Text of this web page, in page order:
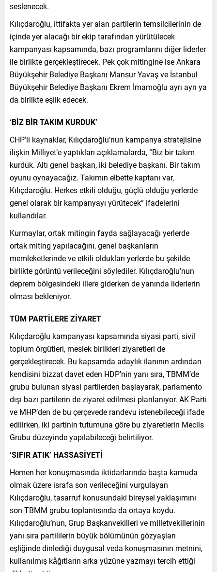
seslenecek.
Kılıçdaroğlu, ittifakta yer alan partilerin temsilcilerinin de
içinde yer alacağı bir ekip tarafından yürütülecek
kampanyası kapsamında, bazı programlarını diğer liderler
ile birlikte gerçekleştirecek. Pek çok mitingine ise Ankara
Büyükşehir Belediye Başkanı Mansur Yavaş ve İstanbul
Büyükşehir Belediye Başkanı Ekrem İmamoğlu ayrı ayrı ya
da birlikte eşlik edecek.
‘BİZ BİR TAKIM KURDUK’
CHP’li kaynaklar, Kılıçdaroğlu’nun kampanya stratejisine
ilişkin Milliyet’e yaptıkları açıklamalarda, “Biz bir takım
kurduk. Altı genel başkan, iki belediye başkanı. Bir takım
oyunu oynayacağız. Takımın elbette kaptanı var,
Kılıçdaroğlu. Herkes etkili olduğu, güçlü olduğu yerlerde
genel olarak bir kampanyayı yürütecek” ifadelerini
kullandılar.
Kurmaylar, ortak mitingin fayda sağlayacağı yerlerde
ortak miting yapılacağını, genel başkanların
memleketlerinde ve etkili oldukları yerlerde bu şekilde
birlikte görüntü verileceğini söylediler. Kılıçdaroğlu’nun
deprem bölgesindeki illere giderken de yanında liderlerin
olması bekleniyor.
TÜM PARTİLERE ZİYARET
Kılıçdaroğlu kampanyası kapsamında siyasi parti, sivil
toplum örgütleri, meslek birlikleri ziyaretleri de
gerçekleştirecek. Bu kapsamda adaylık ilanının ardından
kendisini bizzat davet eden HDP’nin yanı sıra, TBMM’de
grubu bulunan siyasi partilerden başlayarak, parlamento
dışı bazı partilerin de ziyaret edilmesi planlanıyor. AK Parti
ve MHP’den de bu çerçevede randevu istenebileceği ifade
edilirken, iki partinin tutumuna göre bu ziyaretlerin Meclis
Grubu düzeyinde yapılabileceği belirtiliyor.
‘SIFIR ATIK’ HASSASİYETİ
Hemen her konuşmasında iktidarlarında başta kamuda
olmak üzere israfa son verileceğini vurgulayan
Kılıçdaroğlu, tasarruf konusundaki bireysel yaklaşımını
son TBMM grubu toplantısında da ortaya koydu.
Kılıçdaroğlu’nun, Grup Başkanvekilleri ve milletvekillerinin
yanı sıra partililerin büyük bölümünün gözyaşları
eşliğinde dinlediği duygusal veda konuşmasının metnini,
kullanılmış kâğıtların arka yüzüne yazmayı tercih ettiği